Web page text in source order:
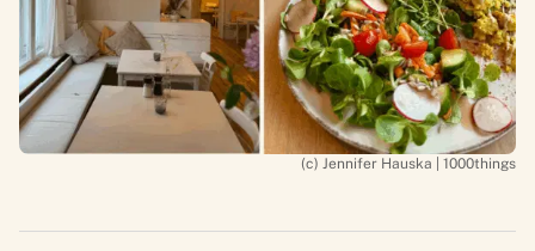
(c) Jennifer Hauska | 1000things